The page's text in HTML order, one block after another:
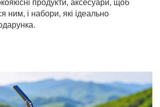
продукти, аксесуари, щоб
ним, і набори, які ідеально